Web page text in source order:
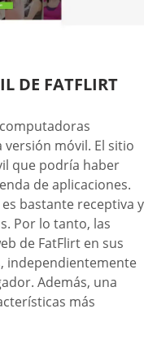
DE FATFLIRT
móvil. El sitio
que podría haber
de aplicaciones.
bastante receptiva y
Por lo tanto, las
de FatFlirt en sus
independientemente
Además, una
más